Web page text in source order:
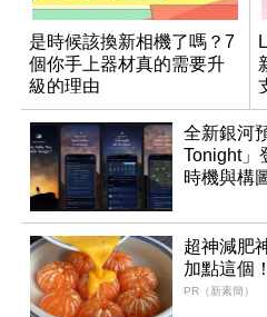
是時候該換新相機了嗎？7
個你手上器材真的需要升
級的理由
全新銀河
Tonight」
時機與構
超神減肥
加點這個
PR（新素簡）